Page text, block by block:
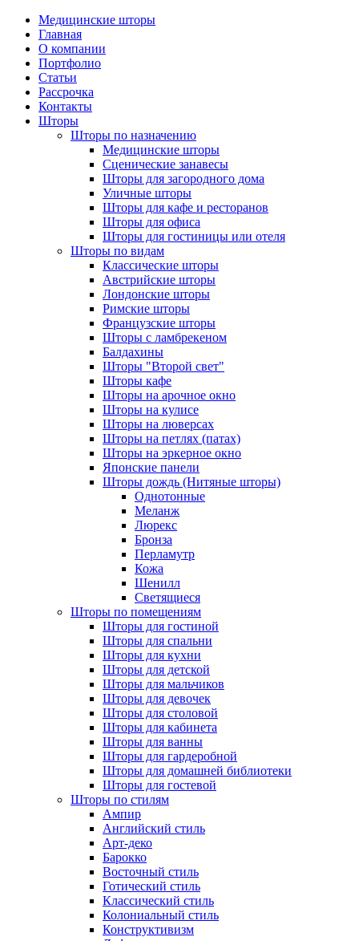
Медицинские шторы
Главная
О компании
Портфолио
Статьи
Рассрочка
Контакты
Шторы
Шторы по назначению
Медицинские шторы
Сценические занавесы
Шторы для загородного дома
Уличные шторы
Шторы для кафе и ресторанов
Шторы для офиса
Шторы для гостиницы или отеля
Шторы по видам
Классические шторы
Австрийские шторы
Лондонские шторы
Римские шторы
Французские шторы
Шторы с ламбрекеном
Балдахины
Шторы "Второй свет"
Шторы кафе
Шторы на арочное окно
Шторы на кулисе
Шторы на люверсах
Шторы на петлях (патах)
Шторы на эркерное окно
Японские панели
Шторы дождь (Нитяные шторы)
Однотонные
Меланж
Люрекс
Бронза
Перламутр
Кожа
Шенилл
Светящиеся
Шторы по помещениям
Шторы для гостиной
Шторы для спальни
Шторы для кухни
Шторы для детской
Шторы для мальчиков
Шторы для девочек
Шторы для столовой
Шторы для кабинета
Шторы для ванны
Шторы для гардеробной
Шторы для домашней библиотеки
Шторы для гостевой
Шторы по стилям
Ампир
Английский стиль
Арт-деко
Барокко
Восточный стиль
Готический стиль
Классический стиль
Колониальный стиль
Конструктивизм